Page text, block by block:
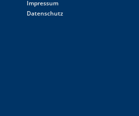
Impressum
Datenschutz